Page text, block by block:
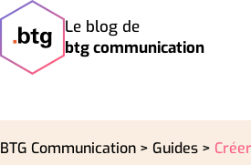
Le blog de
btg communication
BTG Communication > Guides >